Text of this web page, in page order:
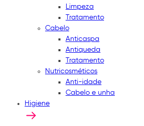
Limpeza
Tratamento
Cabelo
Anticaspa
Antiqueda
Tratamento
Nutricosméticos
Anti-idade
Cabelo e unha
Higiene